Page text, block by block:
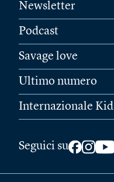
Newsletter
Podcast
Savage love
Ultimo numero
Internazionale
Seguici su